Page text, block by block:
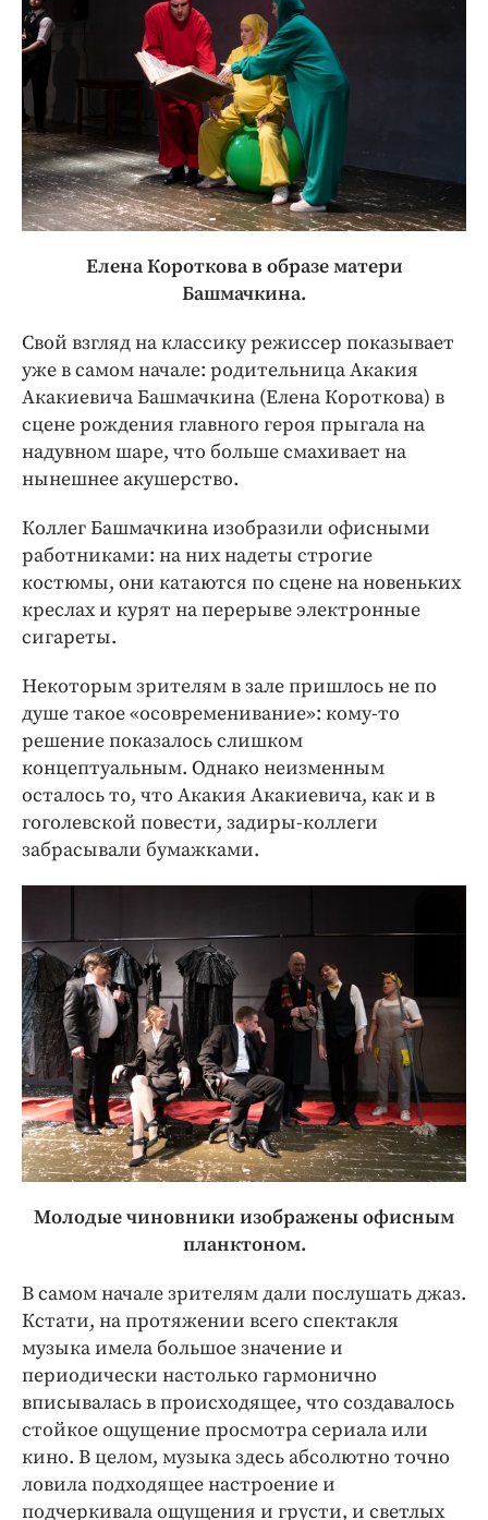
Елена Короткова в образе матери
Башмачкина.
Свой взгляд на классику режиссер показывает
уже в самом начале: родительница Акакия
Акакиевича Башмачкина (Елена Короткова) в
сцене рождения главного героя прыгала на
надувном шаре, что больше смахивает на
нынешнее акушерство.
Коллег Башмачкина изобразили офисными
работниками: на них надеты строгие
костюмы, они катаются по сцене на новеньких
креслах и курят на перерыве электронные
сигареты.
Некоторым зрителям в зале пришлось не по
душе такое «осовременивание»: кому-то
решение показалось слишком
концептуальным. Однако неизменным
осталось то, что Акакия Акакиевича, как и в
гоголевской повести, задиры-коллеги
забрасывали бумажками.
Молодые чиновники изображены офисным
планктоном.
В самом начале зрителям дали послушать джаз.
Кстати, на протяжении всего спектакля
музыка имела большое значение и
периодически настолько гармонично
вписывалась в происходящее, что создавалось
стойкое ощущение просмотра сериала или
кино. В целом, музыка здесь абсолютно точно
ловила подходящее настроение и
подчеркивала ощущения и грусти, и светлых